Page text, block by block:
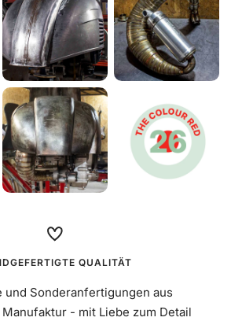
Umbau mit
und Sitzbanktank
MEHR ERFAHREN
QUALITÄT
und Sonderanfertigungen aus
- mit Liebe zum Detail